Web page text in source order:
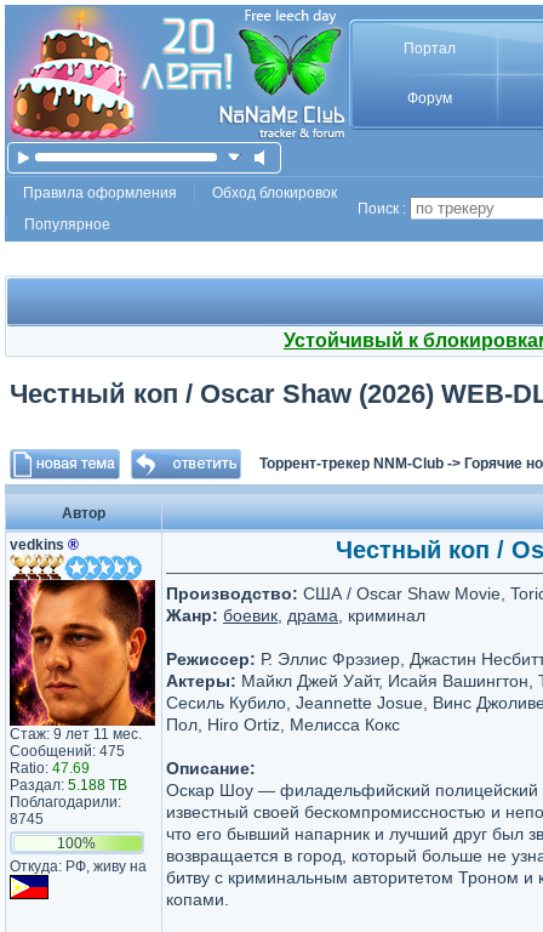
Портал
Форум
Правила оформления
Обход блокировок
Популярное
Поиск :
Устойчивый к
Честный коп / Oscar Shaw (2026) WEB-
Торрент-трекер NNM-Club -> Горячие
Автор
vedkins ®
Стаж: 9 лет 11 мес.
Сообщений: 475
Ratio: 47.69
Раздал: 5.188 TB
Поблагодарили:
8745
100%
Откуда: РФ, живу на
Честный коп /
Производство: США / Oscar Shaw Movie,
Жанр: боевик драма , криминал
Режиссер: Р. Эллис Фрэзиер, Джастин
Актеры: Майкл Джей Уайт, Исайя Вашингтон,
Сесиль Кубило, Jeannette Josue, Винс
Пол, Hiro Ortiz, Мелисса Кокс
Описание:
Оскар Шоу — филадельфийский полицейский
известный своей бескомпромиссностью и
что его бывший напарник и лучший друг был
возвращается в город, который больше не
битву с криминальным авторитетом Троном
копами.